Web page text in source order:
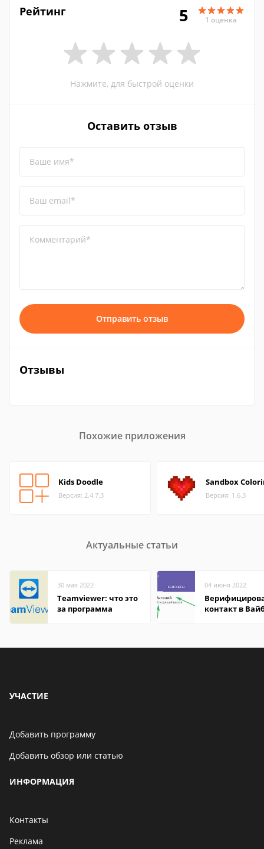
Рейтинг 5 1 оценка
Нажмите, для быстрой оценки
Оставить отзыв
Ваше имя*
Ваш email*
Комментарий*
Отправить отзыв
Отзывы
Похожие приложения
Kids Doodle
Версия: 2.4.7.3
Sandbox
Версия: 1.6.3
Актуальные статьи
30 мая 2022
Teamviewer: что это
за программа
04 июня 2022
контакт в
УЧАСТИЕ
Добавить программу
Добавить обзор или статью
ИНФОРМАЦИЯ
Контакты
Реклама